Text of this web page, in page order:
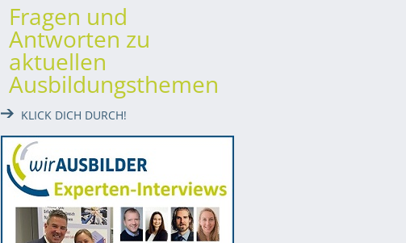
Fragen und
Antworten zu
aktuellen
Ausbildungsthemen
KLICK DICH DURCH!